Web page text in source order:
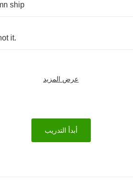
ship
it.
عرض المزيد
أبدأ التدريب